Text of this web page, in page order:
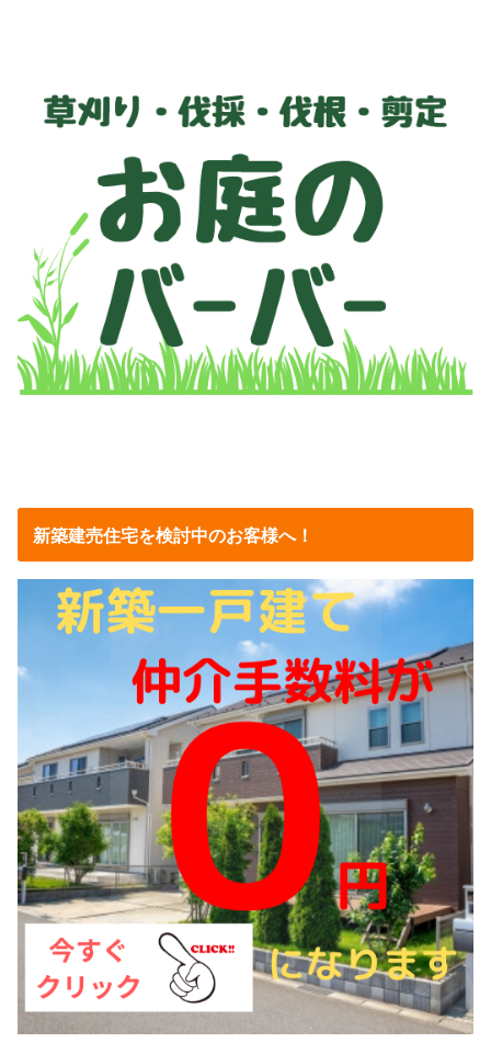
新築建売住宅を検討中のお客様へ！